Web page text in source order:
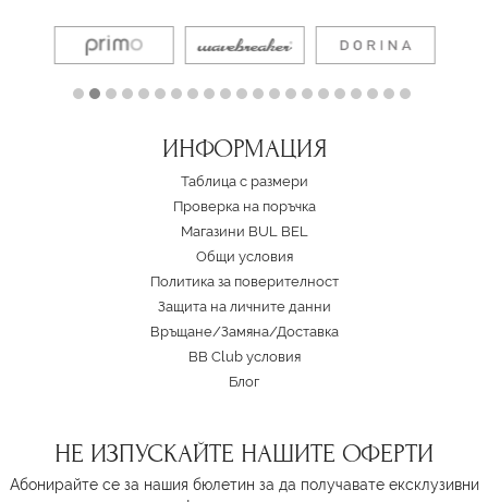
ИНФОРМАЦИЯ
Таблица с размери
Проверка на поръчка
Магазини BUL BEL
Oбщи условия
Политика за поверителност
Защита на личните данни
Връщане/Замяна/Доставка
BB Club условия
Блог
НЕ ИЗПУСКАЙТЕ НАШИТЕ ОФЕРТИ
Абонирайте се за нашия бюлетин за да получавате ексклузивни